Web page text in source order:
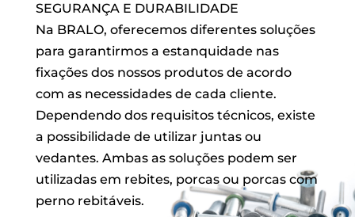
SEGURANÇA E DURABILIDADE
Na BRALO, oferecemos diferentes soluções
para garantirmos a estanquidade nas
fixações dos nossos produtos de acordo
com as necessidades de cada cliente.
Dependendo dos requisitos técnicos, existe
a possibilidade de utilizar juntas ou
vedantes. Ambas as soluções podem ser
utilizadas em rebites, porcas ou porcas com
perno rebitáveis.